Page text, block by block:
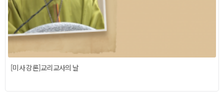
[미사 강론]교리교사의 날